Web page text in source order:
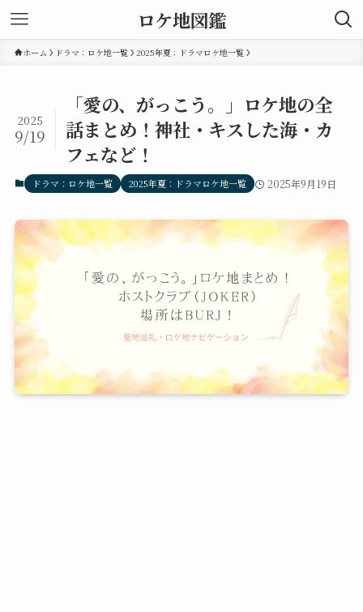
ロケ地図鑑
ホーム ドラマ：ロケ地一覧 2025年夏：ドラマロケ地一覧
「愛の、がっこう。」ロケ地の全
話まとめ！神社・キスした海・カ
フェなど！
2025
9/19
ドラマ：ロケ地一覧 2025年夏：ドラマロケ地一覧 2025年9月19日